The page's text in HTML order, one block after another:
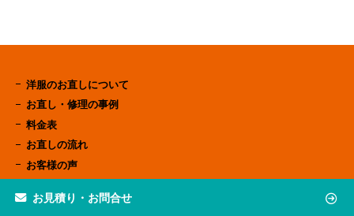
洋服のお直しについて
お直し・修理の事例
料金表
お直しの流れ
お客様の声
店舗案内
お見積り・お問合せ